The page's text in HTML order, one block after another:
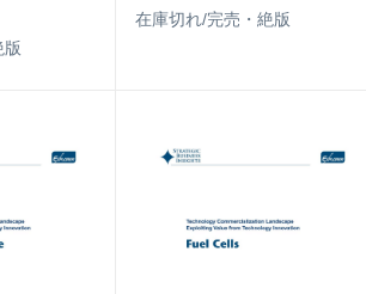
版
在庫切れ/完売・絶版